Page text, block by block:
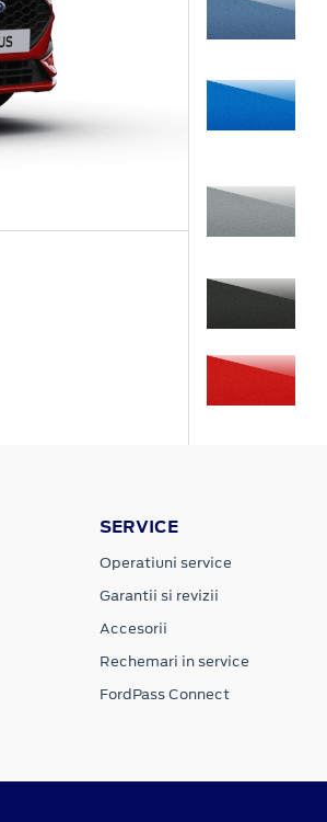
SERVICE
Operatiuni service
Garantii si revizii
Accesorii
Rechemari in service
FordPass Connect